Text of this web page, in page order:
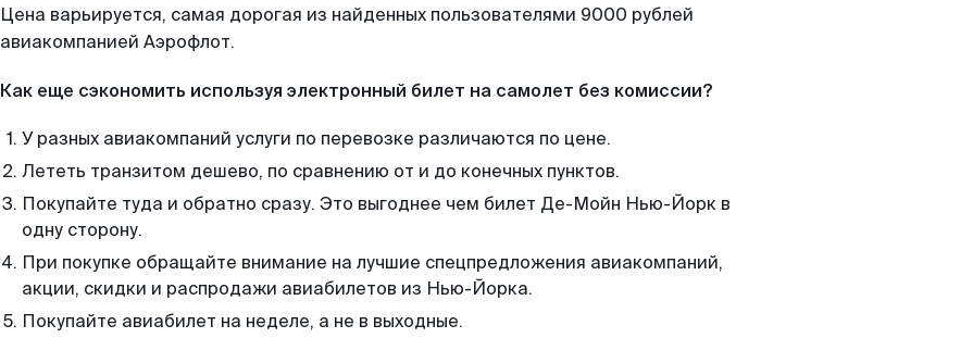
Цена варьируется, самая дорогая из найденных пользователями 9000 рублей
авиакомпанией Аэрофлот.
Как еще сэкономить используя электронный билет на самолет без комиссии?
У разных авиакомпаний услуги по перевозке различаются по цене.
Лететь транзитом дешево, по сравнению от и до конечных пунктов.
Покупайте туда и обратно сразу. Это выгоднее чем билет Де-Мойн Нью-Йорк в
одну сторону.
При покупке обращайте внимание на лучшие спецпредложения авиакомпаний,
акции, скидки и распродажи авиабилетов из Нью-Йорка.
Покупайте авиабилет на неделе, а не в выходные.